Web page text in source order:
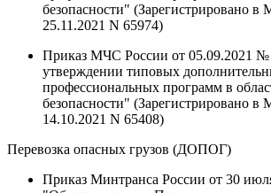
безопасности" (Зарегистрировано в
25.11.2021 N 65974)
Приказ МЧС России от 05.09.2021
утверждении типовых
профессиональных программ в
безопасности" (Зарегистрировано в
14.10.2021 N 65408)
Перевозка опасных грузов (ДОПОГ)
Приказ Минтранса России от 30